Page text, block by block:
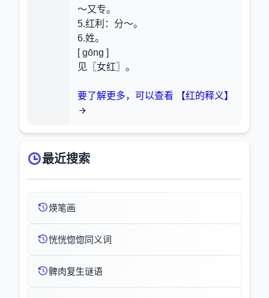
～又专。
5.红利 ：分～。
6.姓。
[ gōng ]
见〖女红〗。
要了解更多，可以查看 【红的释义】
最近搜索
煐笔画
恍恍惚惚同义词
髀肉复生谜语